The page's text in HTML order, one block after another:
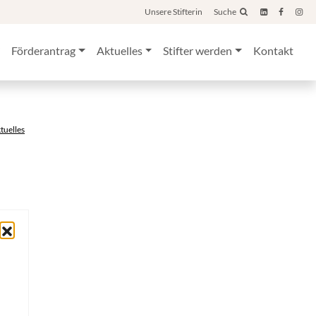
Unsere Stifterin Suche
Förderantrag Aktuelles Stifter werden Kontakt